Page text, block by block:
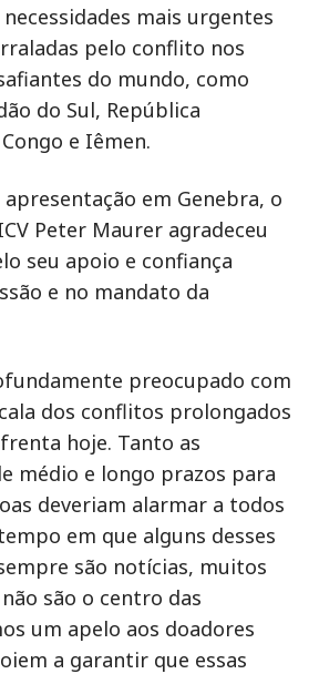
mais urgentes
pelo conflito nos
do mundo, como
do Sul, República
e Iêmen.
em Genebra, o
Peter Maurer agradeceu
seu apoio e confiança
e no mandato da
preocupado com
dos conflitos prolongados
hoje. Tanto as
médio e longo prazos para
deveriam alarmar a todos
em que alguns desses
são notícias, muitos
são o centro das
um apelo aos doadores
a garantir que essas